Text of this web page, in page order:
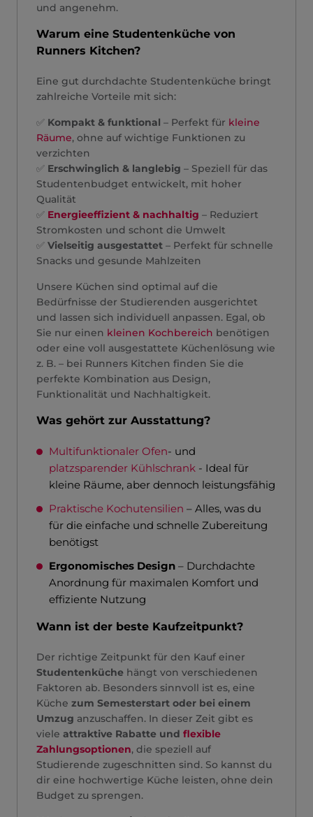
und angenehm.
Warum eine Studentenküche von
Runners Kitchen?
Eine gut durchdachte Studentenküche bringt
zahlreiche Vorteile mit sich:
✅ Kompakt & funktional – Perfekt für kleine
Räume, ohne auf wichtige Funktionen zu
verzichten
✅ Erschwinglich & langlebig – Speziell für das
Studentenbudget entwickelt, mit hoher
Qualität
✅ Energieeffizient & nachhaltig – Reduziert
Stromkosten und schont die Umwelt
✅ Vielseitig ausgestattet – Perfekt für schnelle
Snacks und gesunde Mahlzeiten
Unsere Küchen sind optimal auf die
Bedürfnisse der Studierenden ausgerichtet
und lassen sich individuell anpassen. Egal, ob
Sie nur einen kleinen Kochbereich benötigen
oder eine voll ausgestattete Küchenlösung wie
z. B. – bei Runners Kitchen finden Sie die
perfekte Kombination aus Design,
Funktionalität und Nachhaltigkeit.
Was gehört zur Ausstattung?
Multifunktionaler Ofen- und
platzsparender Kühlschrank - Ideal für
kleine Räume, aber dennoch leistungsfähig
Praktische Kochutensilien – Alles, was du
für die einfache und schnelle Zubereitung
benötigst
Ergonomisches Design – Durchdachte
Anordnung für maximalen Komfort und
effiziente Nutzung
Wann ist der beste Kaufzeitpunkt?
Der richtige Zeitpunkt für den Kauf einer
Studentenküche hängt von verschiedenen
Faktoren ab. Besonders sinnvoll ist es, eine
Küche zum Semesterstart oder bei einem
Umzug anzuschaffen. In dieser Zeit gibt es
viele attraktive Rabatte und flexible
Zahlungsoptionen, die speziell auf
Studierende zugeschnitten sind. So kannst du
dir eine hochwertige Küche leisten, ohne dein
Budget zu sprengen.